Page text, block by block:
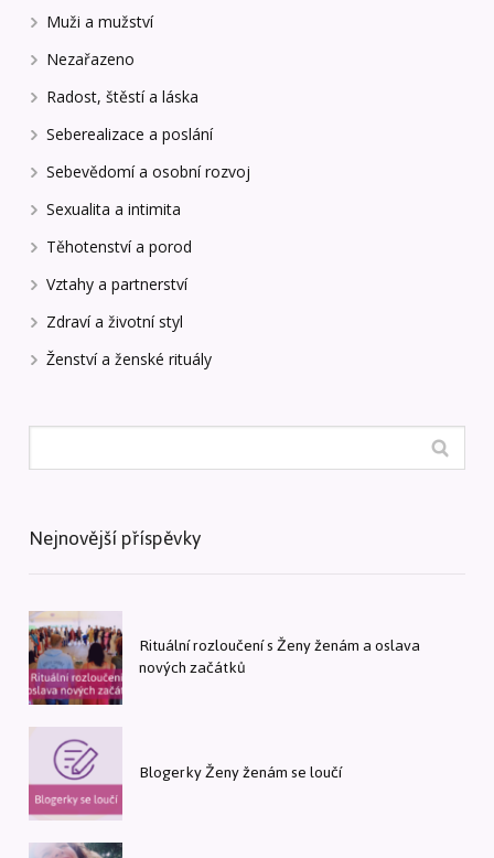
Muži a mužství
Nezařazeno
Radost, štěstí a láska
Seberealizace a poslání
Sebevědomí a osobní rozvoj
Sexualita a intimita
Těhotenství a porod
Vztahy a partnerství
Zdraví a životní styl
Ženství a ženské rituály
Nejnovější příspěvky
Rituální rozloučení s Ženy ženám a oslava
nových začátků
Blogerky Ženy ženám se loučí